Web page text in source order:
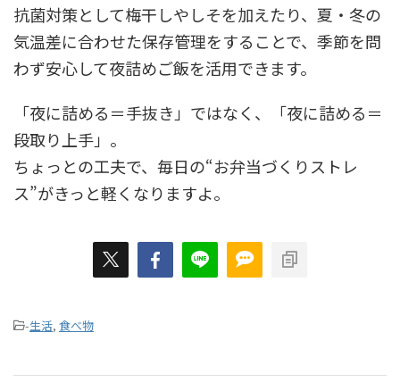
抗菌対策として梅干しやしそを加えたり、夏・冬の
気温差に合わせた保存管理をすることで、季節を問
わず安心して夜詰めご飯を活用できます。
「夜に詰める＝手抜き」ではなく、「夜に詰める＝
段取り上手」。
ちょっとの工夫で、毎日の“お弁当づくりストレ
ス”がきっと軽くなりますよ。
-生活, 食べ物